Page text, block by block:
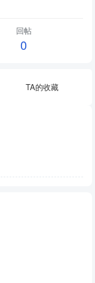
回帖
0
TA的收藏